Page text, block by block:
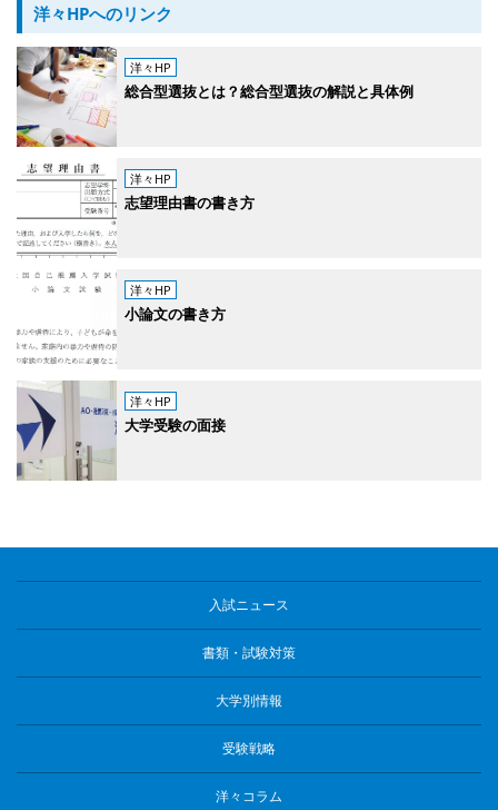
洋々HPへのリンク
洋々HP
総合型選抜とは？総合型選抜の解説と具体例
洋々HP
志望理由書の書き方
洋々HP
小論文の書き方
洋々HP
大学受験の面接
入試ニュース
書類・試験対策
大学別情報
受験戦略
洋々コラム